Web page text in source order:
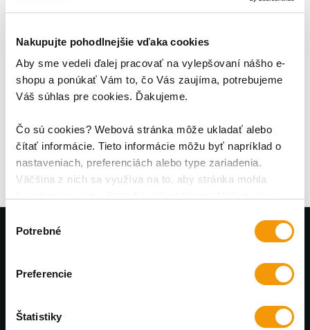
Nakupujte pohodlnejšie vďaka cookies
Aby sme vedeli ďalej pracovať na vylepšovaní nášho e-
shopu a ponúkať Vám to, čo Vás zaujíma, potrebujeme
Váš súhlas pre cookies. Ďakujeme.
Čo sú cookies? Webová stránka môže ukladať alebo
čítať informácie. Tieto informácie môžu byť napríklad o
nastaveniach, preferenciách alebo type zariadenia.
Väčšina z nich sa využíva na to, aby stránka mohla
súhlasu
Potrebné
Preferencie
Štatistiky
Tvrdené sklo Flat Glass AB
pre Samsung Galaxy
Watch6 43 mm, číra
Poctivé japonské sklo;
Ochranné sklo PanzerGlass™
jedinečného japonského skla
Asahi, ktoré je na rozdiel od
mnohých iných skiel
temperované v peci , nie
chemicky, pri teplote 500 °C po
dobu až 5 hodín. Získava tak
20,95 €